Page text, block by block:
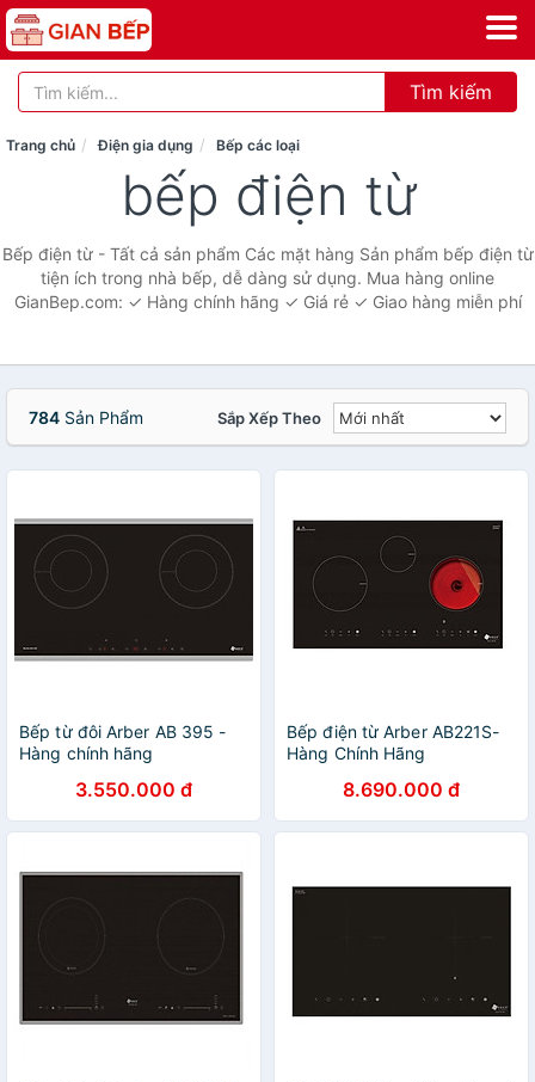
Tìm kiếm
Trang chủ Điện gia dụng Bếp các loại
bếp điện từ
Bếp điện từ - Tất cả sản phẩm Các mặt hàng Sản phẩm bếp điện từ
tiện ích trong nhà bếp, dễ dàng sử dụng. Mua hàng online
GianBep.com: ✓ Hàng chính hãng ✓ Giá rẻ ✓ Giao hàng miễn phí
784 Sản Phẩm Sắp Xếp Theo
Bếp từ đôi Arber AB 395 -
Hàng chính hãng
3.550.000 đ
Bếp điện từ Arber AB221S-
Hàng Chính Hãng
8.690.000 đ